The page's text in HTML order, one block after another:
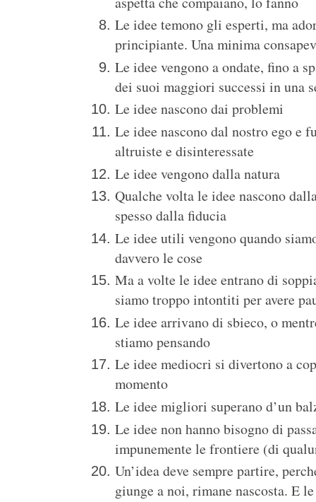
Le idee temono gli esperti, ma
principiante. Una minima
Le idee vengono a ondate, fino a
dei suoi maggiori successi in una
Le idee nascono dai problemi
Le idee nascono dal nostro ego e
altruiste e disinteressate
Le idee vengono dalla natura
Qualche volta le idee nascono
spesso dalla fiducia
Le idee utili vengono quando
davvero le cose
Ma a volte le idee entrano di
siamo troppo intontiti per avere
Le idee arrivano di sbieco, o
stiamo pensando
Le idee mediocri si divertono a
momento
Le idee migliori superano d’un
Le idee non hanno bisogno di
impunemente le frontiere (di
Un’idea deve sempre partire,
giunge a noi, rimane nascosta. E